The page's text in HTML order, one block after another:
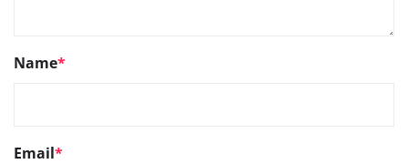
Name*
Email*